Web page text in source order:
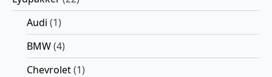
Audi (1)
BMW(4)
Chevrolet(1)